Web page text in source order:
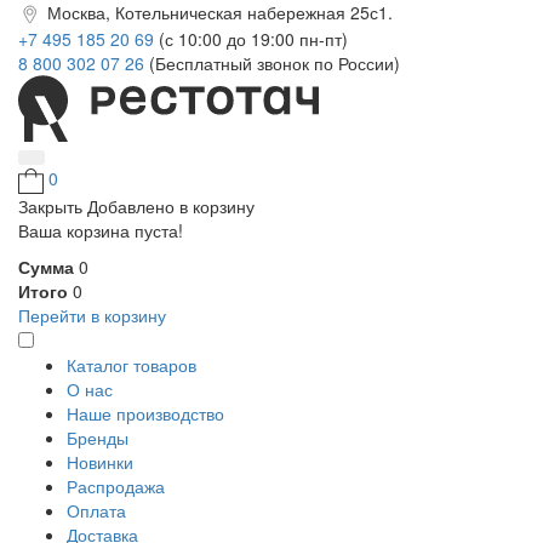
Москва, Котельническая набережная 25с1.
+7 495 185 20 69 (с 10:00 до 19:00 пн-пт)
8 800 302 07 26 (Бесплатный звонок по России)
0
Закрыть Добавлено в корзину
Ваша корзина пуста!
Сумма 0
Итого 0
Перейти в корзину
Каталог товаров
О нас
Наше производство
Бренды
Новинки
Распродажа
Оплата
Доставка